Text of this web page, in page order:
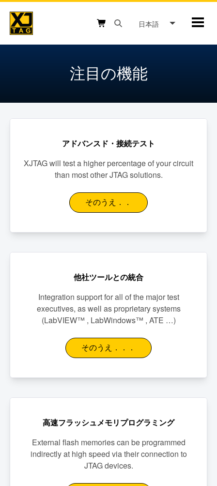
Skip
content
日本語
注目の機能
アドバンスド・接続テスト
XJTAG will test a higher percentage of your circuit
than most other JTAG solutions.
そのうえ．．
他社ツールとの統合
Integration support for all of the major test
executives, as well as proprietary systems
(LabVIEW™ , LabWindows™ , ATE …)
そのうえ．．．
高速フラッシュメモリプログラミング
External flash memories can be programmed
indirectly at high speed via their connection to
JTAG devices.